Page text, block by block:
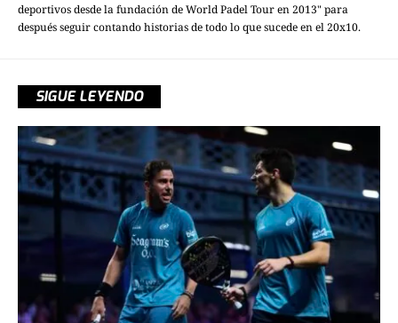
deportivos desde la fundación de World Padel Tour en 2013" para
después seguir contando historias de todo lo que sucede en el 20x10.
SIGUE LEYENDO